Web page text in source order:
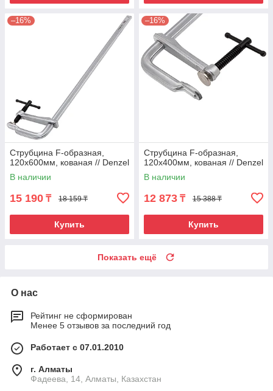
–16%
Струбцина F-образная,
120x600мм, кованая // Denzel
В наличии
15 190 ₸ 18 159 ₸
Купить
–16%
Струбцина F-образная,
120x400мм, кованая // Denzel
В наличии
12 873 ₸ 15 388 ₸
Купить
Показать ещё
О нас
Рейтинг не сформирован
Менее 5 отзывов за последний год
Работает с 07.01.2010
г. Алматы
Фадеева, 14, Алматы, Казахстан